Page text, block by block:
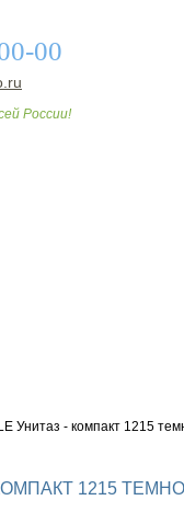
00
России!
Унитаз - компакт 1215
1215